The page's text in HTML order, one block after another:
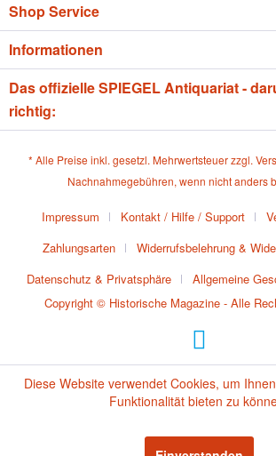
Shop Service
Informationen
Das offizielle SPIEGEL Antiquariat -
richtig:
* Alle Preise inkl. gesetzl. Mehrwertsteuer zzgl.
Nachnahmegebühren, wenn nicht anders
Impressum Kontakt / Hilfe / Support
Zahlungsarten
Widerrufsbelehrung &
Datenschutz & Privatsphäre
Allgemeine
Copyright © Historische Magazine - Alle
Diese Website verwendet Cookies, um
Funktionalität bieten zu